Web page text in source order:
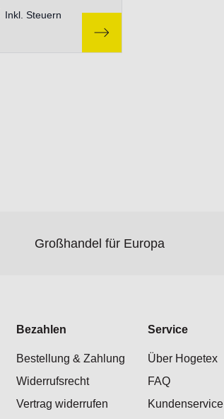
Inkl. Steuern
Großhandel für Europa
Bezahlen
Bestellung & Zahlung
Widerrufsrecht
Vertrag widerrufen
Service
Über Hogetex
FAQ
Kundenservice